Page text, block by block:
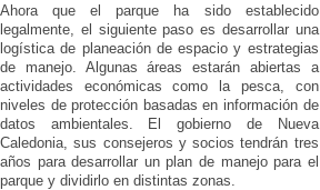
Ahora que el parque ha sido establecido
legalmente, el siguiente paso es desarrollar una
logística de planeación de espacio y estrategias
de manejo. Algunas áreas estarán abiertas a
actividades económicas como la pesca, con
niveles de protección basadas en información de
datos ambientales. El gobierno de Nueva
Caledonia, sus consejeros y socios tendrán tres
años para desarrollar un plan de manejo para el
parque y dividirlo en distintas zonas.